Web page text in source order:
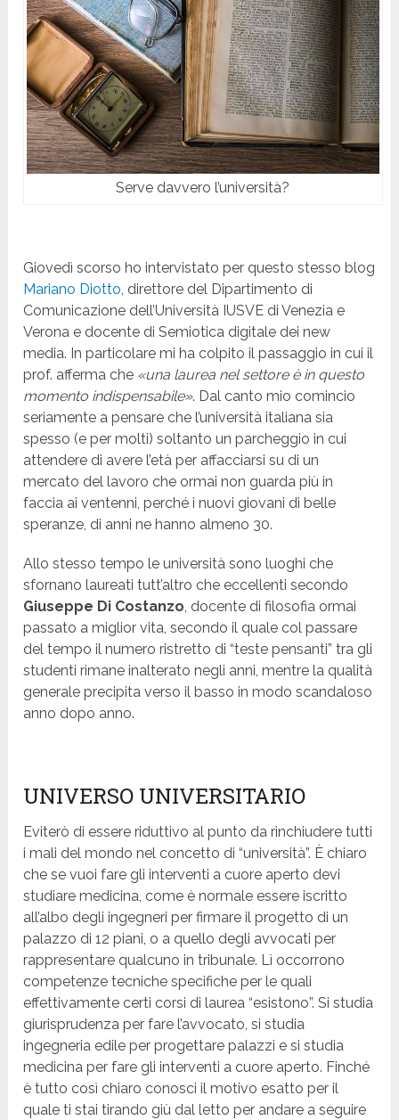
Serve davvero l’università?
Giovedì scorso ho intervistato per questo stesso blog
Mariano Diotto, direttore del Dipartimento di
Comunicazione dell’Università IUSVE di Venezia e
Verona e docente di Semiotica digitale dei new
media. In particolare mi ha colpito il passaggio in cui il
prof. afferma che «una laurea nel settore è in questo
momento indispensabile». Dal canto mio comincio
seriamente a pensare che l’università italiana sia
spesso (e per molti) soltanto un parcheggio in cui
attendere di avere l’età per affacciarsi su di un
mercato del lavoro che ormai non guarda più in
faccia ai ventenni, perché i nuovi giovani di belle
speranze, di anni ne hanno almeno 30.
Allo stesso tempo le università sono luoghi che
sfornano laureati tutt’altro che eccellenti secondo
Giuseppe Di Costanzo, docente di filosofia ormai
passato a miglior vita, secondo il quale col passare
del tempo il numero ristretto di “teste pensanti” tra gli
studenti rimane inalterato negli anni, mentre la qualità
generale precipita verso il basso in modo scandaloso
anno dopo anno.
UNIVERSO UNIVERSITARIO
Eviterò di essere riduttivo al punto da rinchiudere tutti
i mali del mondo nel concetto di “università”. È chiaro
che se vuoi fare gli interventi a cuore aperto devi
studiare medicina, come è normale essere iscritto
all’albo degli ingegneri per firmare il progetto di un
palazzo di 12 piani, o a quello degli avvocati per
rappresentare qualcuno in tribunale. Lì occorrono
competenze tecniche specifiche per le quali
effettivamente certi corsi di laurea “esistono”. Si studia
giurisprudenza per fare l’avvocato, si studia
ingegneria edile per progettare palazzi e si studia
medicina per fare gli interventi a cuore aperto. Finché
è tutto così chiaro conosci il motivo esatto per il
quale ti stai tirando giù dal letto per andare a seguire